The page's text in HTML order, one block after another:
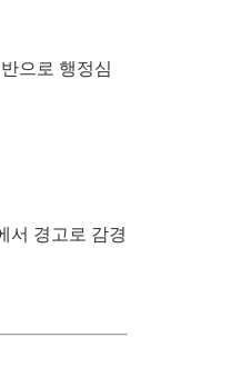
으로 행정심
서 경고로 감경